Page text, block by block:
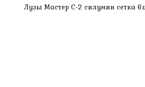
Лузы Мастер C-2 силумин сетка